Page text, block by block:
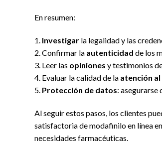
En resumen:
1. Investigar la legalidad y las
2. Confirmar la autenticidad de los
3. Leer las opiniones y testimonios
4. Evaluar la calidad de la atención
5. Protección de datos:
Al seguir estos pasos, los clientes
satisfactoria de modafinilo en línea
necesidades farmacéuticas.